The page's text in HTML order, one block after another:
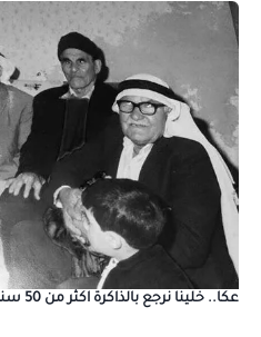
عكا.. خلينا نرجع بالذاكرة اكثر من 50 سنة (هل تعرفون من في الصورة؟)